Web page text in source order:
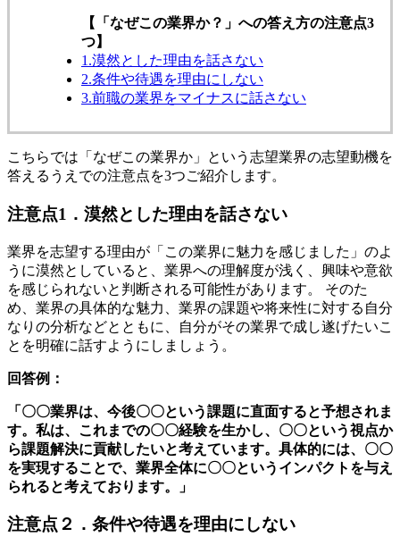
【「なぜこの業界か？」への答え方の注意点3
つ】
1.漠然とした理由を話さない
2.条件や待遇を理由にしない
3.前職の業界をマイナスに話さない
こちらでは「なぜこの業界か」という志望業界の志望動機を
答えるうえでの注意点を3つご紹介します。
注意点1．漠然とした理由を話さない
業界を志望する理由が「この業界に魅力を感じました」のよ
うに漠然としていると、業界への理解度が浅く、興味や意欲
を感じられないと判断される可能性があります。 そのた
め、業界の具体的な魅力、業界の課題や将来性に対する自分
なりの分析などとともに、自分がその業界で成し遂げたいこ
とを明確に話すようにしましょう。
回答例：
「〇〇業界は、今後〇〇という課題に直面すると予想されま
す。私は、これまでの〇〇経験を生かし、〇〇という視点か
ら課題解決に貢献したいと考えています。具体的には、〇〇
を実現することで、業界全体に〇〇というインパクトを与え
られると考えております。」
注意点２．条件や待遇を理由にしない